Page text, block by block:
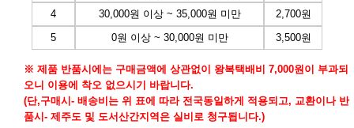
4
30,000원 이상 ~ 35,000원 미만
2,700원
5
0원 이상 ~ 30,000원 미만 3,500원
※ 제품 반품시에는 구매금액에 상관없이 왕복택배비 7,000원이 부과되
오니 이용에 착오 없으시기 바랍니다.
(단,구매시- 배송비는 위 표에 따라 전국동일하게 적용되고, 교환이나 반
품시- 제주도 및 도서산간지역은 실비로 청구됩니다.)